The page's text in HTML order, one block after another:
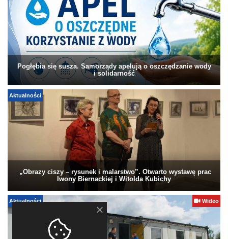
Pogłębia się susza. Samorządy apelują o oszczędzanie wody
i solidarność
Aktualności
„Obrazy ciszy – rysunek i malarstwo”. Otwarto wystawę prac
Iwony Biernackiej i Witolda Kubichy
Aktualności Wideo